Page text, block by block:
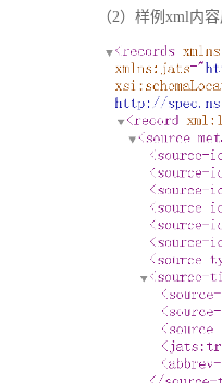
（2）样例xml内